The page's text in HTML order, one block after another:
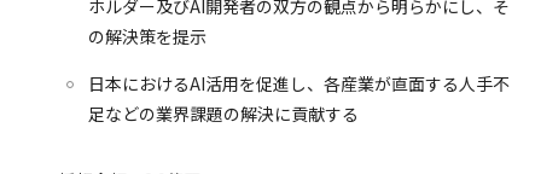
ホルダー及びAI開発者の双方の観点から明らかにし、そ
の解決策を提示
日本におけるAI活用を促進し、各産業が直面する人手不
足などの業界課題の解決に貢献する